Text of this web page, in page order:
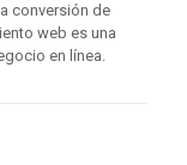
conversión de
web es una
en línea.